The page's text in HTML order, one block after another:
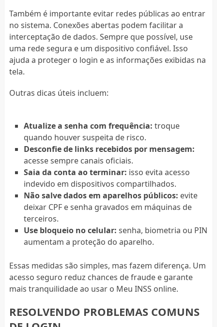
Também é importante evitar redes públicas ao entrar
no sistema. Conexões abertas podem facilitar a
interceptação de dados. Sempre que possível, use
uma rede segura e um dispositivo confiável. Isso
ajuda a proteger o login e as informações exibidas na
tela.
Outras dicas úteis incluem:
Atualize a senha com frequência: troque
quando houver suspeita de risco.
Desconfie de links recebidos por mensagem:
acesse sempre canais oficiais.
Saia da conta ao terminar: isso evita acesso
indevido em dispositivos compartilhados.
Não salve dados em aparelhos públicos: evite
deixar CPF e senha gravados em máquinas de
terceiros.
Use bloqueio no celular: senha, biometria ou PIN
aumentam a proteção do aparelho.
Essas medidas são simples, mas fazem diferença. Um
acesso seguro reduz chances de fraude e garante
mais tranquilidade ao usar o Meu INSS online.
RESOLVENDO PROBLEMAS COMUNS